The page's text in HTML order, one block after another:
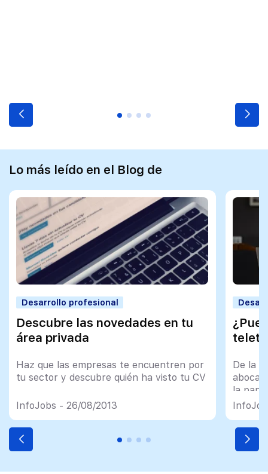
Lo más leído en el Blog de
Desarrollo profesional
Descubre las novedades en tu
área privada
Haz que las empresas te encuentren por
tu sector y descubre quién ha visto tu CV
InfoJobs - 26/08/2013
De la
la